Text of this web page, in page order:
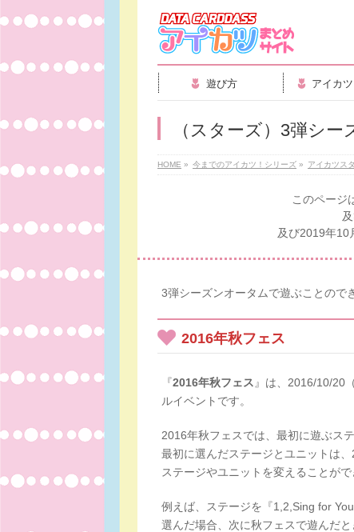
遊び方 アイカ
（スターズ）3弾シ
HOME » 今までのアイカツ！シリーズ » アイカツス
このページ
及び2019年10
3弾シーズンオータムで遊ぶことので
2016年秋フェス
『2016年秋フェス 』は、2016/10/20
ルイベントです。
2016年秋フェスでは、最初に遊ぶス
最初に選んだステージとユニットは
ステージやユニットを変えることがで
例えば、ステージを『1,2,Sing for
選んだ場合、次に秋フェスで遊んだ